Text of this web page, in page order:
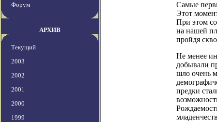
Форум
АРХИВ
Текущий
2003
2002
2001
2000
1999
Самые
Этот
При этом
на нашей
пройдя
Не менее
добывали
шло очень
предки